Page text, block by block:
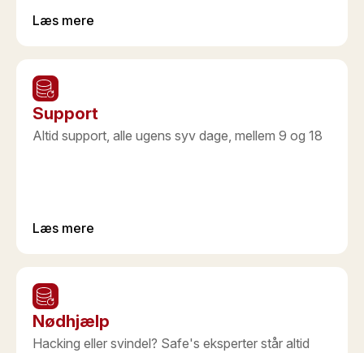
Læs mere
Support
Altid support, alle ugens syv dage, mellem 9 og 18
Læs mere
Nødhjælp
Hacking eller svindel? Safe's eksperter står altid